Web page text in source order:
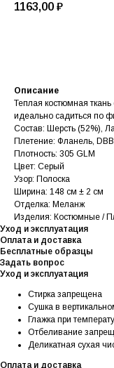
1163,00 ₽
Описание
Теплая костюмная
идеально садиться по
Состав: Шерсть (52%),
Плетение: Фланель,
Плотность: 305 GLM
Цвет: Серый
Узор: Полоска
Ширина: 148 см ± 2 см
Отделка: Меланж
Изделия: Костюмные /
Уход и эксплуатация
Оплата и доставка
Бесплатные образцы
Задать вопрос
Уход и эксплуатация
Стирка запрещена
Сушка в
Глажка при
Отбеливание
Деликатная сухая
Оплата и доставка